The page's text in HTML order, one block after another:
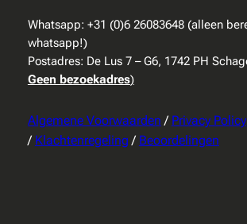
Whatsapp: +31 (0)6 26083648 (alleen
whatsapp!)
Postadres: De Lus 7 – G6, 1742 PH
Geen bezoekadres)
Algemene Voorwaarden / Privacy Policy
/ Klachtenregeling / Beoordelingen